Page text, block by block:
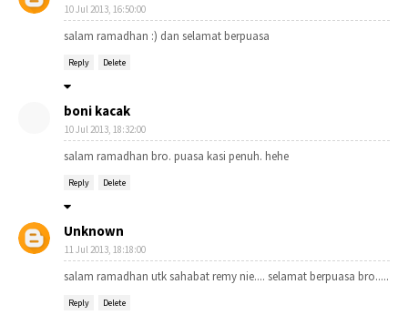
10 Jul 2013, 16:50:00
salam ramadhan :) dan selamat berpuasa
Reply Delete
boni kacak
10 Jul 2013, 18:32:00
salam ramadhan bro. puasa kasi penuh. hehe
Reply Delete
Unknown
11 Jul 2013, 18:18:00
salam ramadhan utk sahabat remy nie.... selamat berpuasa bro.....
Reply Delete